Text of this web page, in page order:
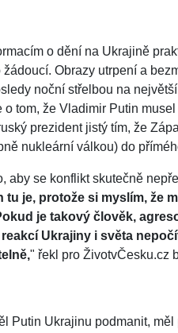
o dění na Ukrajině
žádoucí. Obrazy utrpení a
noční střelbou na
o tom, že Vladimir Putin
prezident jistý tím, že
nukleární válkou) do
aby se konflikt skutečně
tu je, protože si myslím, že
je takový člověk,
Ukrajiny i světa
" řekl pro ŽivotvČesku.cz
Putin Ukrajinu podmanit,